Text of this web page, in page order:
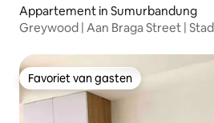
Appartement in Sumurbandung
Greywood | Aan Braga Street |
Favoriet van gasten
Favoriet van gasten